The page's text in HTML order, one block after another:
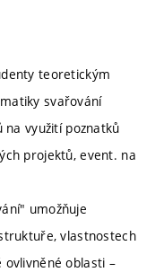
teoretickým
svařování
využití poznatků
projektů, event. na
umožňuje
vlastnostech
oblasti –